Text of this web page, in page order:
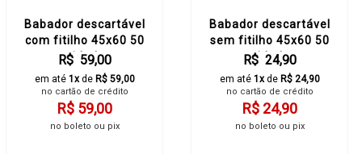
Babador descartável
com fitilho 45x60 50
unidades
R$ 59,00
em até 1xde R$ 59,00
no cartão de crédito
R$ 59,00
no boleto ou pix
Babador descartável
sem fitilho 45x60 50
unidades
R$ 24,90
em até 1xde R$ 24,90
no cartão de crédito
R$ 24,90
no boleto ou pix